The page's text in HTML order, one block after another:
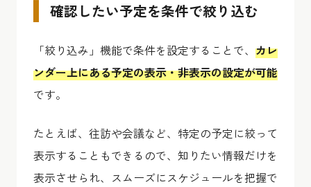
確認したい予定を条件で絞り込む
「絞り込み」機能で条件を設定することで、 カレ
ンダー上にある予定の表示・非表示の設定が可能
です。
たとえば、往訪や会議など、特定の予定に絞って
表示することもできるので、知りたい情報だけを
表示させられ、スムーズにスケジュールを把握で